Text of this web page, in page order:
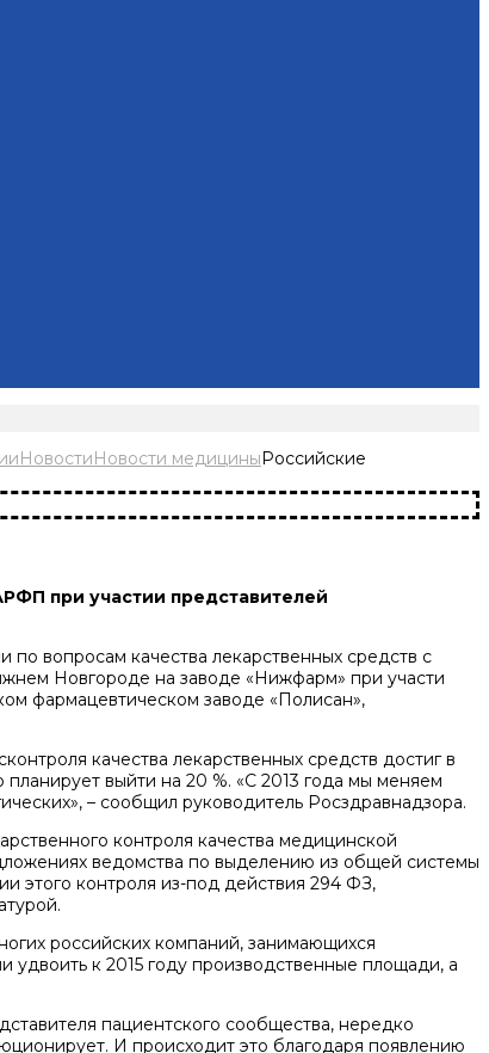
НовостиНовости медициныРоссийские
при участии представителей
вопросам качества лекарственных средств с
Новгороде на заводе «Нижфарм» при участи
фармацевтическом заводе «Полисан»,
качества лекарственных средств достиг в
выйти на 20 %. «С 2013 года мы меняем
– сообщил руководитель Росздравнадзора.
контроля качества медицинской
ведомства по выделению из общей системы
этого контроля из-под действия 294 ФЗ,
российских компаний, занимающихся
удвоить к 2015 году производственные площади, а
пациентского сообщества, нередко
И происходит это благодаря появлению